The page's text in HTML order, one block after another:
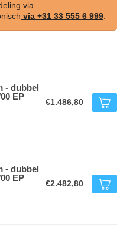
via
via +31 33 555 6 999
- dubbel
EP
€1.486,80
- dubbel
EP
€2.482,80